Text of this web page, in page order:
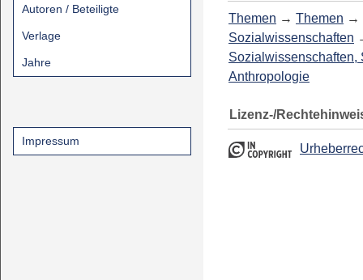
Autoren / Beteiligte
Verlage
Jahre
Impressum
Themen → Themen →
Sozialwissenschaften
Sozialwissenschaften,
Anthropologie
Lizenz-/